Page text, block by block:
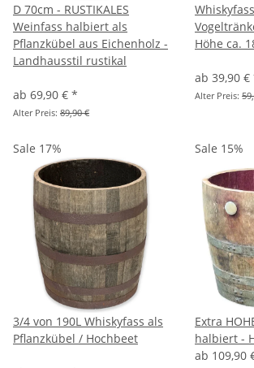
D 70cm - RUSTIKALES
Weinfass halbiert als
Pflanzkübel aus Eichenholz -
Landhausstil rustikal
ab 69,90 € *
Alter Preis: 89,90 €
Höhe ca.
ab 39,90 €
Alter Preis:
Sale 17%
3/4 von 190L Whiskyfass als
Pflanzkübel / Hochbeet
Sale 15%
Extra
halbiert -
ab 109,90